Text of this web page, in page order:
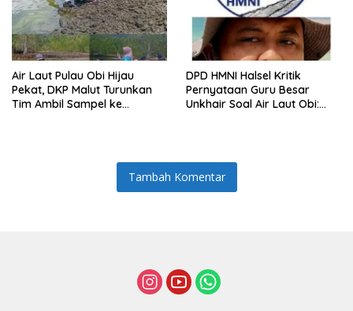
Air Laut Pulau Obi Hijau
Pekat, DKP Malut Turunkan
Tim Ambil Sampel ke
DPD HMNI Halsel Kritik
Pernyataan Guru Besar
Unkhair Soal Air Laut Obi:
Tambah Komentar